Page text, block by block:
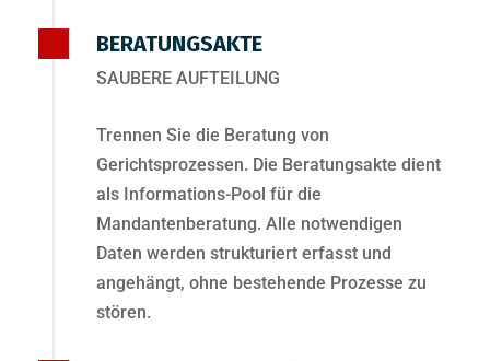
BERATUNGSAKTE
SAUBERE AUFTEILUNG
Trennen Sie die Beratung von
Gerichtsprozessen. Die Beratungsakte dient
als Informations-Pool für die
Mandantenberatung. Alle notwendigen
Daten werden strukturiert erfasst und
angehängt, ohne bestehende Prozesse zu
stören.